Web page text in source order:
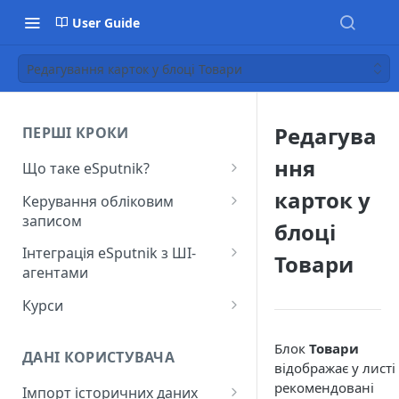
User Guide
Редагування карток у блоці Товари
ПЕРШІ КРОКИ
Що таке eSputnik?
Початок роботи з eSputnik
Огляд основних розділів
eSputnik
Розумні кампанії з eSputnik:
практичний гід по ШІ
старт
Поширені питання:
Керування обліковим
записом
Створення акаунту
Підключення МФА
Керування користувачами
Інтеграція eSputnik з ШІ-
агентами
Налаштування плагіна Yespo
для Claude Code та Claude
Налаштування плагіна Yespo
для OpenAI Codex
Курси
ДАНІ КОРИСТУВАЧА
Імпорт історичних даних
Редагува
ння
карток у
блоці
Товари
Блок Товари
відображає у листі
рекомендовані